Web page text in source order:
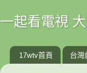
一起看電視
17wtv首頁 台灣